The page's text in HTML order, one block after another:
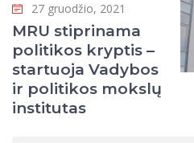
Naujienos ir
Galimybės
Komanda ir
Studijų
Finansai
Studijų kokybė
MOin – MRU
Mokslo
Apie MRU
27 gruodžio, 2021
MRU stiprinama
politikos kryptis –
startuoja Vadybos
ir politikos mokslų
institutas